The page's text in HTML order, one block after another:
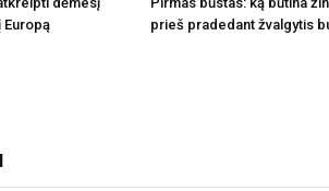
Europą
prieš pradedant žvalgytis